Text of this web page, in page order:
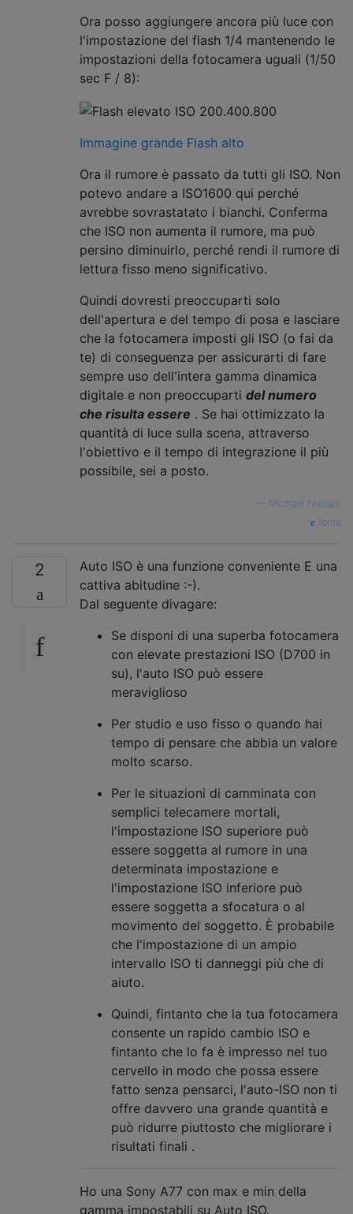
Ora posso aggiungere ancora più luce con
l'impostazione del flash 1/4 mantenendo le
impostazioni della fotocamera uguali (1/50
sec F / 8):
Immagine grande Flash alto
Ora il rumore è passato da tutti gli ISO. Non
potevo andare a ISO1600 qui perché
avrebbe sovrastatato i bianchi. Conferma
che ISO non aumenta il rumore, ma può
persino diminuirlo, perché rendi il rumore di
lettura fisso meno significativo.
Quindi dovresti preoccuparti solo
dell'apertura e del tempo di posa e lasciare
che la fotocamera imposti gli ISO (o fai da
te) di conseguenza per assicurarti di fare
sempre uso dell'intera gamma dinamica
digitale e non preoccuparti del numero
che risulta essere . Se hai ottimizzato la
quantità di luce sulla scena, attraverso
l'obiettivo e il tempo di integrazione il più
possibile, sei a posto.
Michael Nielsen
fonte
2
Auto ISO è una funzione conveniente E una
cattiva abitudine :-).
Dal seguente divagare:
Se disponi di una superba fotocamera
con elevate prestazioni ISO (D700 in
su), l'auto ISO può essere
meraviglioso
Per studio e uso fisso o quando hai
tempo di pensare che abbia un valore
molto scarso.
Per le situazioni di camminata con
semplici telecamere mortali,
l'impostazione ISO superiore può
essere soggetta al rumore in una
determinata impostazione e
l'impostazione ISO inferiore può
essere soggetta a sfocatura o al
movimento del soggetto. È probabile
che l'impostazione di un ampio
intervallo ISO ti danneggi più che di
aiuto.
Quindi, fintanto che la tua fotocamera
consente un rapido cambio ISO e
fintanto che lo fa è impresso nel tuo
cervello in modo che possa essere
fatto senza pensarci, l'auto-ISO non ti
offre davvero una grande quantità e
può ridurre piuttosto che migliorare i
risultati finali .
Ho una Sony A77 con max e min della
gamma impostabili su Auto ISO.